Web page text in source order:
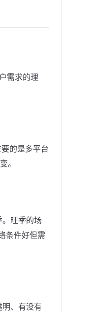
需求的理
的是多平台
。
旺季的场
条件好但需
、有没有